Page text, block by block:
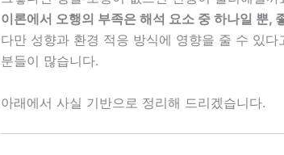
이론에서 오행의 부족은 해석 요소 중 하나일 뿐,
다만 성향과 환경 적응 방식에 영향을 줄 수 있
분들이 많습니다.
아래에서 사실 기반으로 정리해 드리겠습니다.